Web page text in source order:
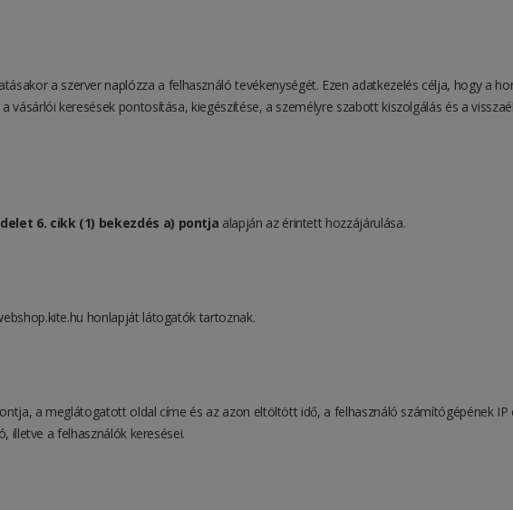
a szerver naplózza a felhasználó tevékenységét. Ezen adatkezelés célja, hogy a
vásárlói keresések pontosítása, kiegészítése, a személyre szabott kiszolgálás és a
6. cikk (1) bekezdés a) pontja alapján az érintett hozzájárulása.
honlapját látogatók tartoznak.
a meglátogatott oldal címe és az azon eltöltött idő, a felhasználó számítógépének IP
illetve a felhasználók keresései.